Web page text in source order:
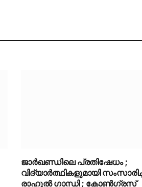
ജാർഖണ്ഡിലെ പ്രതിഷേധം ;
വിദ്യാർത്ഥികളുമായി
രാഹുൽ ഗാന്ധി ; കോൺഗ്രസ്